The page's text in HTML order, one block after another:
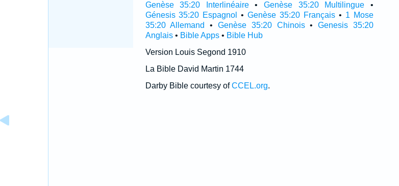
Genèse 35:20 Interlinéaire•Genèse 35:20 Multilingue •
Génesis 35:20 Espagnol
•Genèse 35:20 Français • 1 Mose
35:20 Allemand
• Genèse 35:20 Chinois•Genesis 35:20
Anglais• Bible Apps• Bible Hub
Version Louis Segond 1910
La Bible David Martin 1744
Darby Bible courtesy ofCCEL.org.